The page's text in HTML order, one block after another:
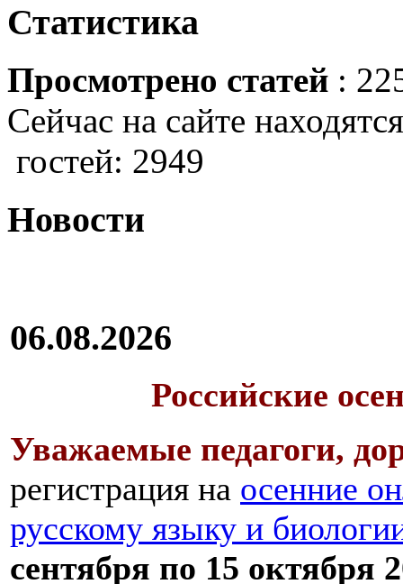
Статистика
Просмотрено статей :
Сейчас на сайте
гостей: 2949
Новости
06.08.2026
Российские
Уважаемые педагоги,
регистрация на осенние
русскому языку и
сентября по 15 октября